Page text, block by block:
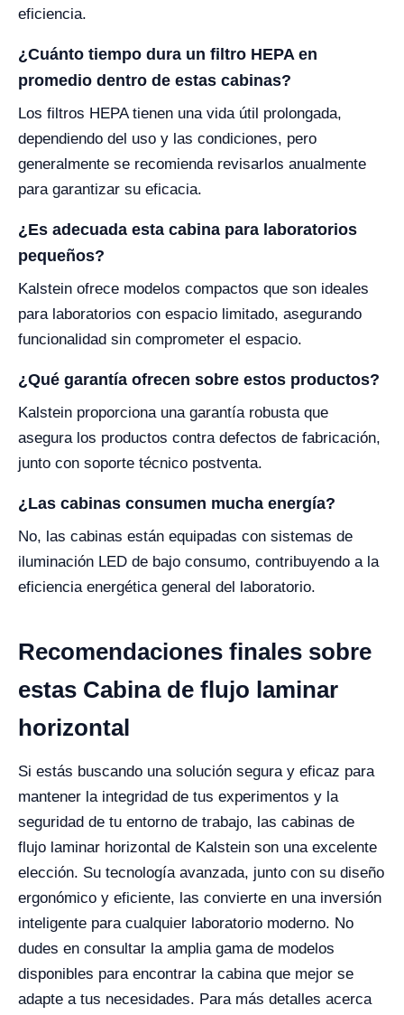
eficiencia.
¿Cuánto tiempo dura un filtro HEPA en
promedio dentro de estas cabinas?
Los filtros HEPA tienen una vida útil prolongada,
dependiendo del uso y las condiciones, pero
generalmente se recomienda revisarlos anualmente
para garantizar su eficacia.
¿Es adecuada esta cabina para laboratorios
pequeños?
Kalstein ofrece modelos compactos que son ideales
para laboratorios con espacio limitado, asegurando
funcionalidad sin comprometer el espacio.
¿Qué garantía ofrecen sobre estos productos?
Kalstein proporciona una garantía robusta que
asegura los productos contra defectos de fabricación,
junto con soporte técnico postventa.
¿Las cabinas consumen mucha energía?
No, las cabinas están equipadas con sistemas de
iluminación LED de bajo consumo, contribuyendo a la
eficiencia energética general del laboratorio.
Recomendaciones finales sobre
estas Cabina de flujo laminar
horizontal
Si estás buscando una solución segura y eficaz para
mantener la integridad de tus experimentos y la
seguridad de tu entorno de trabajo, las cabinas de
flujo laminar horizontal de Kalstein son una excelente
elección. Su tecnología avanzada, junto con su diseño
ergonómico y eficiente, las convierte en una inversión
inteligente para cualquier laboratorio moderno. No
dudes en consultar la amplia gama de modelos
disponibles para encontrar la cabina que mejor se
adapte a tus necesidades. Para más detalles acerca